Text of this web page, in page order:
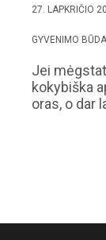
27. LAPKRIČIO
GYVENIMO
Jei
kokybiška
oras, o dar